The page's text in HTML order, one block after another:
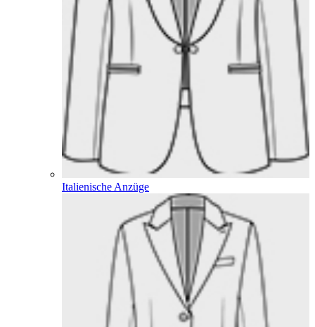
Italienische Anzüge